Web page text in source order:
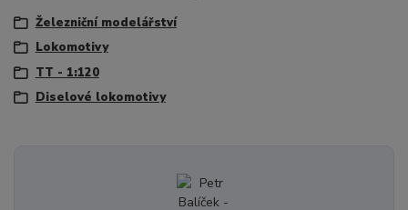
Železniční modelářství
Lokomotivy
TT - 1:120
Diselové lokomotivy